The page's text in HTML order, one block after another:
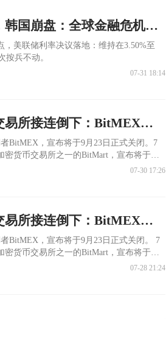
美联储利率高启，韩国崩盘：全球金融危机已经开始，币圈还要继续大跌！
，美联储利率决议落地：维持在3.50%至
按兵不动。
07-31 18:14
深熊之下，老牌交易所接连倒下：BitMEX与BitMart关停背后的风险警示
BitMEX，宣布将于9月23日正式关闭。7
密货币交易所之一的BitMart，宣布将于
07-30 17:26
深熊之下，老牌交易所接连倒下：BitMEX与BitMart关停背后的风险警示
BitMEX，宣布将于9月23日正式关闭。 7
密货币交易所之一的BitMart，宣布将于
台运营。 这两家交易所不是默默无名的小作
07-28 21:24